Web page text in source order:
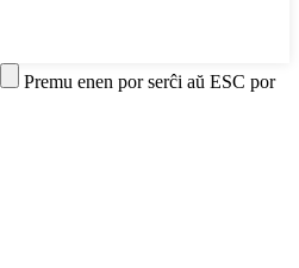
Premu enen por serĉi aŭ ESC por